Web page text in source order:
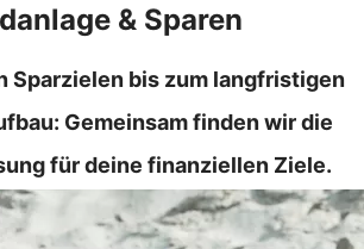
& Sparen
Sparzielen bis zum langfristigen
Gemeinsam finden wir die
für deine finanziellen Ziele.